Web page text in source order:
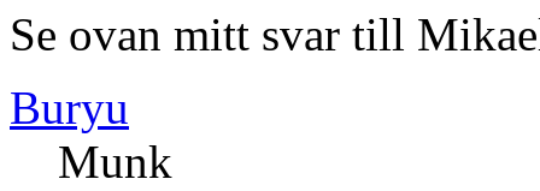
Se ovan mitt svar till
Buryu
Munk